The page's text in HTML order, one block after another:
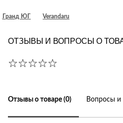
Гранд ЮГ Verandaru
ОТЗЫВЫ И ВОПРОСЫ О
Отзывы о товаре (0) Вопросы и